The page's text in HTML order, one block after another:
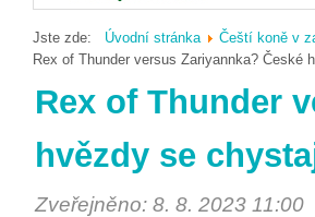
Jste zde: Úvodní stránka
Čeští koně v
Rex of Thunder versus Zariyannka?
Rex of Thunder
hvězdy se
Zveřejněno: 8. 8. 2023 11:00